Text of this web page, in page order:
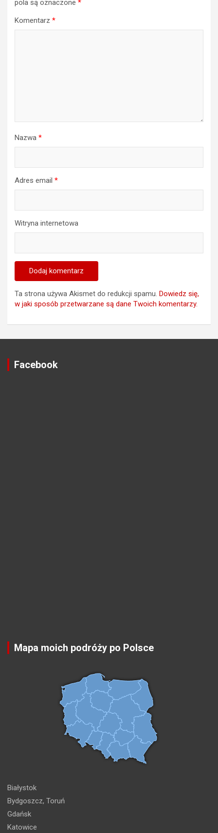
pola są oznaczone *
Komentarz *
Nazwa *
Adres email *
Witryna internetowa
Ta strona używa Akismet do redukcji spamu. Dowiedz się,
w jaki sposób przetwarzane są dane Twoich komentarzy.
Facebook
Mapa moich podróży po Polsce
Białystok
Bydgoszcz, Toruń
Gdańsk
Katowice